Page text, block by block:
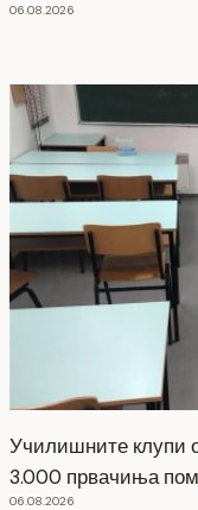
06.08.2026
Училишните клупи
3.000 првачиња
06.08.2026